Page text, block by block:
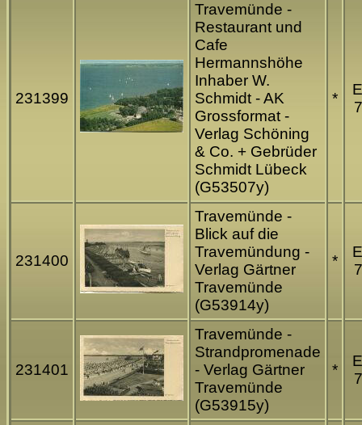
231399
Travemünde -
Restaurant und
Cafe
Hermannshöhe
Inhaber W.
Schmidt - AK
Grossformat -
Verlag Schöning
& Co. + Gebrüder
Schmidt Lübeck
(G53507y)
*
231400
Travemünde -
Blick auf die
Travemündung -
Verlag Gärtner
Travemünde
(G53914y)
*
231401
Travemünde -
Strandpromenade
- Verlag Gärtner
Travemünde
(G53915y)
*